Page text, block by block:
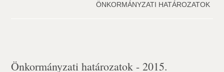
ÖNKORMÁNYZATI HATÁROZATOK
Önkormányzati határozatok - 2015.